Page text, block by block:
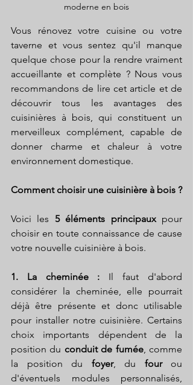
moderne en bois
Vous rénovez votre cuisine ou votre
taverne et vous sentez qu'il manque
quelque chose pour la rendre vraiment
accueillante et complète ? Nous vous
recommandons de lire cet article et de
découvrir tous les avantages des
cuisinières à bois, qui constituent un
merveilleux complément, capable de
donner charme et chaleur à votre
environnement domestique.
Comment choisir une cuisinière à bois ?
Voici les 5 éléments principaux pour
choisir en toute connaissance de cause
votre nouvelle cuisinière à bois.
1. La cheminée : Il faut d'abord
considérer la cheminée, elle pourrait
déjà être présente et donc utilisable
pour installer notre cuisinière. Certains
choix importants dépendent de la
position du conduit de fumée, comme
la position du foyer, du four ou
d'éventuels modules personnalisés,